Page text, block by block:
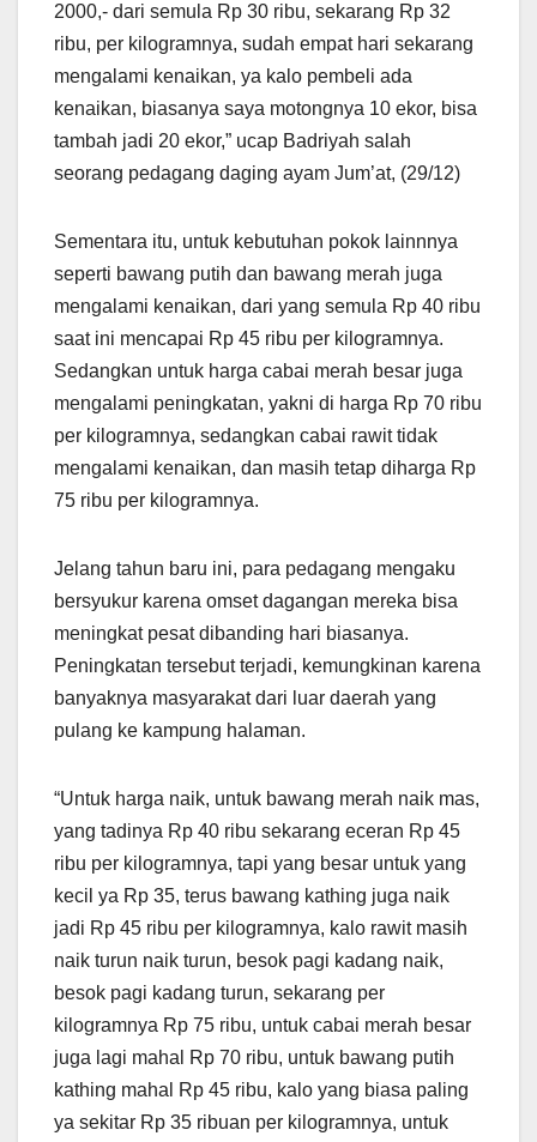
2000,- dari semula Rp 30 ribu, sekarang Rp 32
ribu, per kilogramnya, sudah empat hari sekarang
mengalami kenaikan, ya kalo pembeli ada
kenaikan, biasanya saya motongnya 10 ekor, bisa
tambah jadi 20 ekor,” ucap Badriyah salah
seorang pedagang daging ayam Jum’at, (29/12)
Sementara itu, untuk kebutuhan pokok lainnnya
seperti bawang putih dan bawang merah juga
mengalami kenaikan, dari yang semula Rp 40 ribu
saat ini mencapai Rp 45 ribu per kilogramnya.
Sedangkan untuk harga cabai merah besar juga
mengalami peningkatan, yakni di harga Rp 70 ribu
per kilogramnya, sedangkan cabai rawit tidak
mengalami kenaikan, dan masih tetap diharga Rp
75 ribu per kilogramnya.
Jelang tahun baru ini, para pedagang mengaku
bersyukur karena omset dagangan mereka bisa
meningkat pesat dibanding hari biasanya.
Peningkatan tersebut terjadi, kemungkinan karena
banyaknya masyarakat dari luar daerah yang
pulang ke kampung halaman.
“Untuk harga naik, untuk bawang merah naik mas,
yang tadinya Rp 40 ribu sekarang eceran Rp 45
ribu per kilogramnya, tapi yang besar untuk yang
kecil ya Rp 35, terus bawang kathing juga naik
jadi Rp 45 ribu per kilogramnya, kalo rawit masih
naik turun naik turun, besok pagi kadang naik,
besok pagi kadang turun, sekarang per
kilogramnya Rp 75 ribu, untuk cabai merah besar
juga lagi mahal Rp 70 ribu, untuk bawang putih
kathing mahal Rp 45 ribu, kalo yang biasa paling
ya sekitar Rp 35 ribuan per kilogramnya, untuk